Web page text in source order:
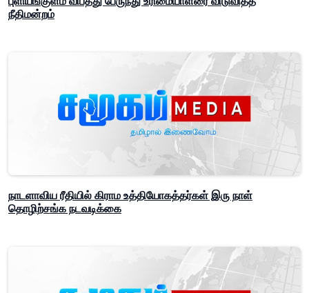
நீதிமன்றம்
நாடளாவிய ரீதியில் கிராம உத்தியோகத்தர்கள் இரு நாள்
தொழிற்சங்க நடவடிக்கை